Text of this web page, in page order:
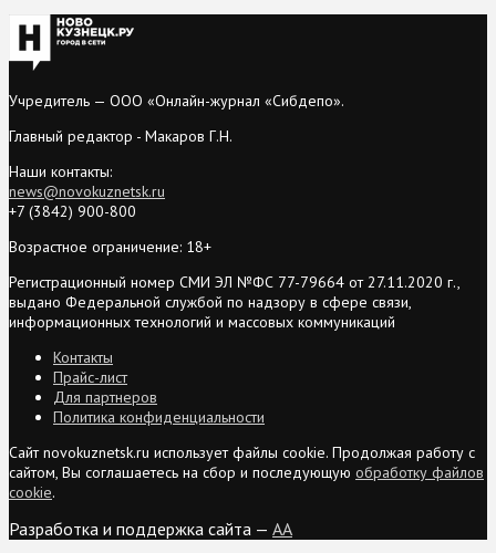
Учредитель — ООО «Онлайн-журнал «Сибдепо».
Главный редактор - Макаров Г.Н.
Наши контакты:
news@novokuznetsk.ru
+7 (3842) 900-800
Возрастное ограничение: 18+
Регистрационный номер СМИ ЭЛ №ФС 77-79664 от 27.11.2020 г.,
выдано Федеральной службой по надзору в сфере связи,
информационных технологий и массовых коммуникаций
Контакты
Прайс-лист
Для партнеров
Политика конфиденциальности
Сайт novokuznetsk.ru использует файлы cookie. Продолжая работу с
сайтом, Вы соглашаетесь на сбор и последующую обработку файлов
cookie.
Разработка и поддержка сайта — AA